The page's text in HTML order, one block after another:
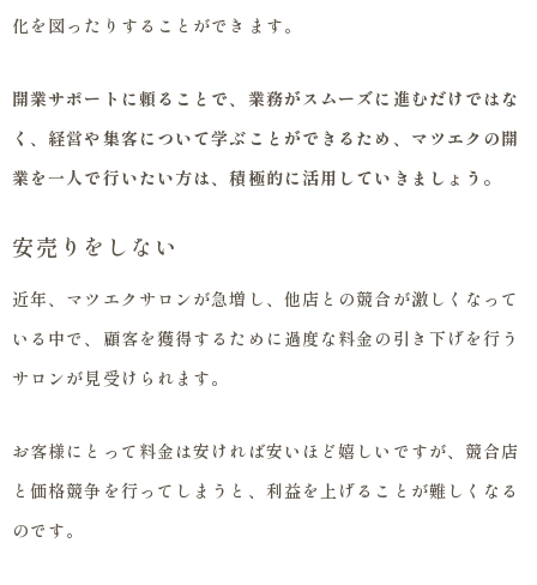
化を図ったりすることができます。
開業サポートに頼ることで、業務がスムーズに進むだけではな
く、経営や集客について学ぶことができるため、マツエクの開
業を一人で行いたい方は、積極的に活用していきましょう。
安売りをしない
近年、マツエクサロンが急増し、他店との競合が激しくなって
いる中で、顧客を獲得するために過度な料金の引き下げを行う
サロンが見受けられます。
お客様にとって料金は安ければ安いほど嬉しいですが、競合店
と価格競争を行ってしまうと、利益を上げることが難しくなる
のです。